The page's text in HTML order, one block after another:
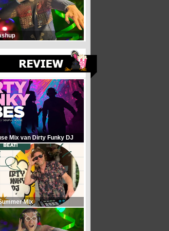
Mix van Dirty Funky DJ
Mix